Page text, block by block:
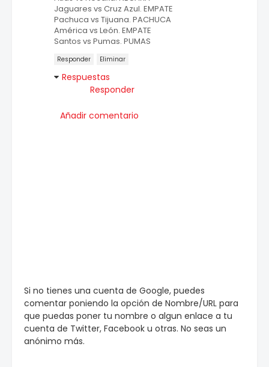
Jaguares vs Cruz Azul. EMPATE
Pachuca vs Tijuana. PACHUCA
América vs León. EMPATE
Santos vs Pumas. PUMAS
Responder Eliminar
Respuestas
Responder
Añadir comentario
Si no tienes una cuenta de Google, puedes
comentar poniendo la opción de Nombre/URL para
que puedas poner tu nombre o algun enlace a tu
cuenta de Twitter, Facebook u otras. No seas un
anónimo más.